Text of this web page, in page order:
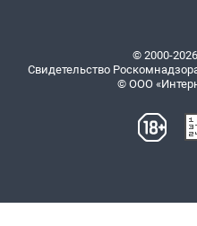
© 2000-
Свидетельство
© ООО